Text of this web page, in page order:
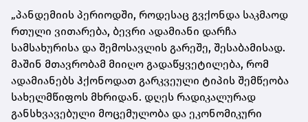
„პანდემიის პერიოდში, როდესაც გვქონდა საკმაოდ
რთული ვითარება, ბევრი ადამიანი დარჩა
სამსახურისა და შემოსავლის გარეშე, შესაბამისად.
მაშინ მთავრობამ მიიღო გადაწყვეტილება, რომ
ადამიანებს ჰქონოდათ გარკვეული ტიპის შემწეობა
სახელმწიფოს მხრიდან. დღეს რადიკალურად
განსხვავებული მოცემულობა და ეკონომიკური